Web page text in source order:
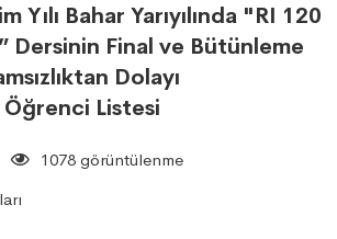
Yılı Bahar Yarıyılında "RI 120
Final ve Bütünleme
Dolayı
Listesi
1078 görüntülenme